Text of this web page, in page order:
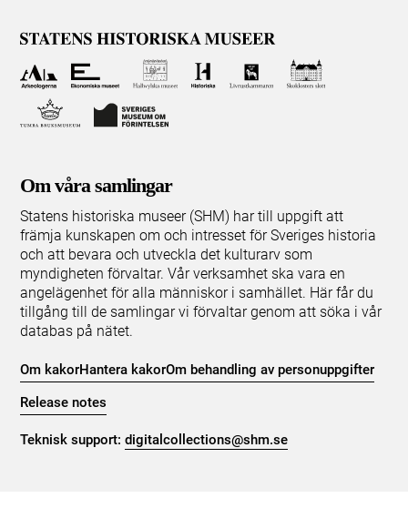
Om våra samlingar
Statens historiska museer (SHM) har till uppgift att
främja kunskapen om och intresset för Sveriges historia
och att bevara och utveckla det kulturarv som
myndigheten förvaltar. Vår verksamhet ska vara en
angelägenhet för alla människor i samhället. Här får du
tillgång till de samlingar vi förvaltar genom att söka i vår
databas på nätet.
Om kakorHantera kakorOm behandling av personuppgifter
Release notes
Teknisk support:digitalcollections@shm.se